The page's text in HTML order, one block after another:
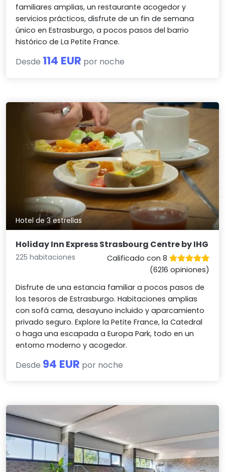
familiares amplias, un restaurante acogedor y
servicios prácticos, disfrute de un fin de semana
único en Estrasburgo, a pocos pasos del barrio
histórico de La Petite France.
Desde 114 EUR por noche
Hotel de 3 estrellas
Holiday Inn Express Strasbourg Centre by IHG
225 habitaciones
Calificado con 8
(6216 opiniones)
Disfrute de una estancia familiar a pocos pasos de
los tesoros de Estrasburgo. Habitaciones amplias
con sofá cama, desayuno incluido y aparcamiento
privado seguro. Explore la Petite France, la Catedral
o haga una escapada a Europa Park, todo en un
entorno moderno y acogedor.
Desde 94 EUR por noche